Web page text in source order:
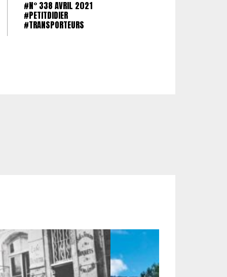
#N° 338 AVRIL 2021
#PETITDIDIER
#TRANSPORTEURS